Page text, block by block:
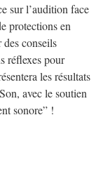
sur l’audition face
protections en
des conseils
réflexes pour
les résultats
avec le soutien
sonore” !